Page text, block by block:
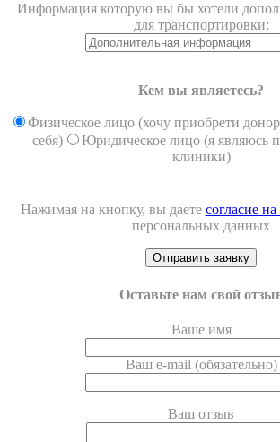
Информация которую вы бы хотели
для транспортировки:
Кем вы являетесь?
Физическое лицо (хочу приобрети
себя)
Юридическое лицо (я являюсь
клиники)
Нажимая на кнопку, вы даете согласие
персональных данных
Оставьте нам свой
Ваше имя
Ваш e-mail (обязательно)
Ваш отзыв